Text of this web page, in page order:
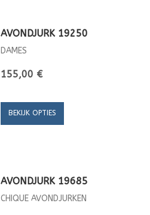
AVONDJURK 19250
DAMES
155,00 €
BEKIJK OPTIES
AVONDJURK 19685
CHIQUE AVONDJURKEN